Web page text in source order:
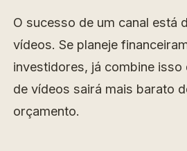
O sucesso de um canal está
vídeos. Se planeje
investidores, já combine
de vídeos sairá mais barato
orçamento.